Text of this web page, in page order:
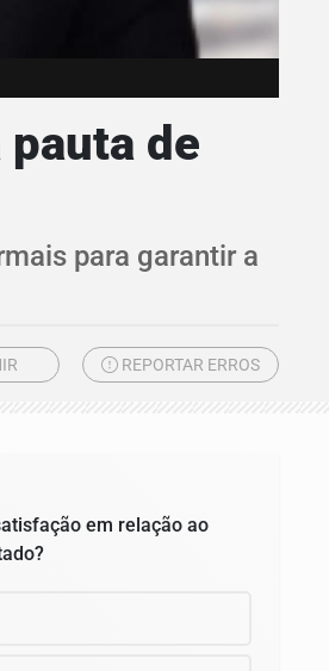
de
para garantir a
REPORTAR ERROS
em relação ao